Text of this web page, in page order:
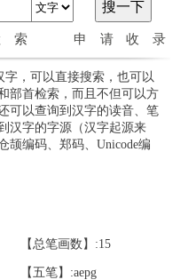
索 申请收录
字，可以直接搜索，也可以
部首检索，而且不但可以方
可以查询到汉字的读音、笔
汉字的字源（汉字起源来
颉编码、郑码、Unicode编
【总笔画数】:15
【五笔】:aepg